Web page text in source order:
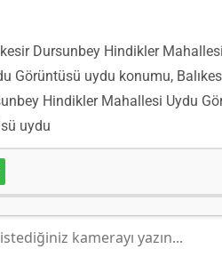
Dursunbey Hindikler
Görüntüsü uydu konumu,
Hindikler Mahallesi Uydu
uydu